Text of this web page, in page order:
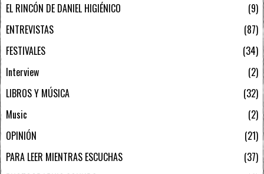
EL RINCÓN DE DANIEL HIGIÉNICO
9
ENTREVISTAS
87
FESTIVALES
34
Interview
2
LIBROS Y MÚSICA
32
Music
2
OPINIÓN
21
PARA LEER MIENTRAS ESCUCHAS
37